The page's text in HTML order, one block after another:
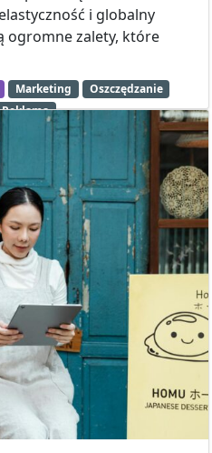
i globalny
ogromne zalety, które
Marketing
Oszczędzanie
Reklama